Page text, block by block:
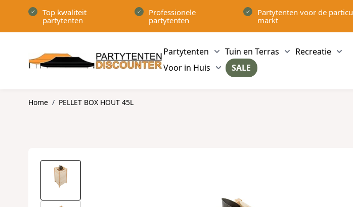
Top kwaliteit
partytenten
Professionele
partytenten
Partytenten voor de
markt
Partytenten
Show submenu for Partytenten
Tuin en Terras
Show submenu
Recreatie
Voor in Huis
Show submenu for Voor in Huis
SALE
Home / PELLET BOX HOUT 45L